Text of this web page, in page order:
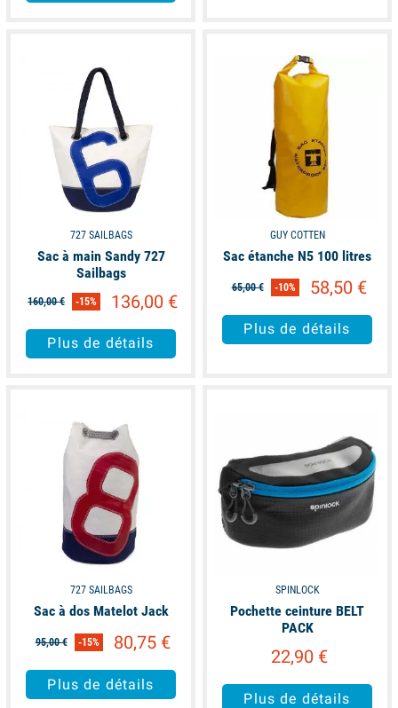
727 SAILBAGS
Sac à main Sandy 727
Sailbags
160,00 € -15% 136,00 €
Plus de détails
GUY COTTEN
Sac étanche N5 100 litres
65,00 € -10% 58,50 €
Plus de détails
727 SAILBAGS
Sac à dos Matelot Jack
95,00 € -15% 80,75 €
Plus de détails
SPINLOCK
Pochette ceinture BELT
PACK
22,90 €
Plus de détails